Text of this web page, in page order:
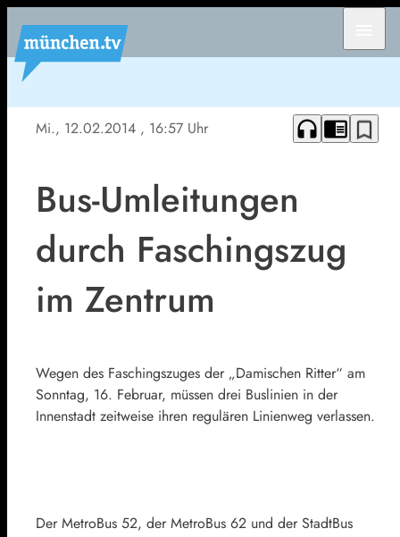
Mi., 12.02.2014 , 16:57 Uhr headphones chrome_reader_mode bookmark_border
Bus-Umleitungen
durch Faschingszug
im Zentrum
Wegen des Faschingszuges der „Damischen Ritter“ am
Sonntag, 16. Februar, müssen drei Buslinien in der
Innenstadt zeitweise ihren regulären Linienweg verlassen.
Der MetroBus 52, der MetroBus 62 und der StadtBus